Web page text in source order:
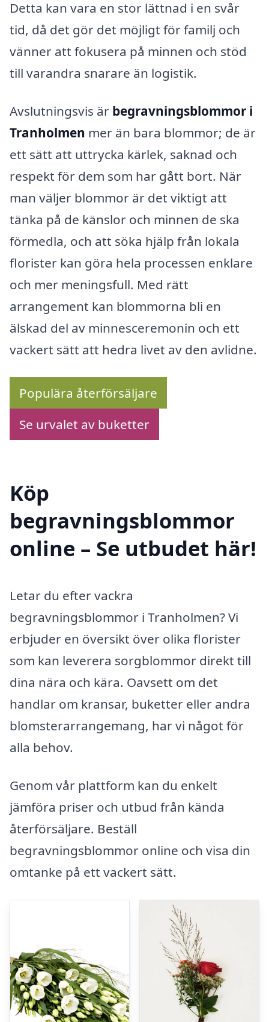
Detta kan vara en stor lättnad i en svår
tid, då det gör det möjligt för familj och
vänner att fokusera på minnen och stöd
till varandra snarare än logistik.
Avslutningsvis är begravningsblommor i
Tranholmen mer än bara blommor; de är
ett sätt att uttrycka kärlek, saknad och
respekt för dem som har gått bort. När
man väljer blommor är det viktigt att
tänka på de känslor och minnen de ska
förmedla, och att söka hjälp från lokala
florister kan göra hela processen enklare
och mer meningsfull. Med rätt
arrangement kan blommorna bli en
älskad del av minnesceremonin och ett
vackert sätt att hedra livet av den avlidne.
Populära återförsäljare
Se urvalet av buketter
Köp
begravningsblommor
online – Se utbudet här!
Letar du efter vackra
begravningsblommor i Tranholmen? Vi
erbjuder en översikt över olika florister
som kan leverera sorgblommor direkt till
dina nära och kära. Oavsett om det
handlar om kransar, buketter eller andra
blomsterarrangemang, har vi något för
alla behov.
Genom vår plattform kan du enkelt
jämföra priser och utbud från kända
återförsäljare. Beställ
begravningsblommor online och visa din
omtanke på ett vackert sätt.